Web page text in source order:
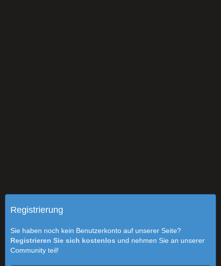
Registrierung
Sie haben noch kein Benutzerkonto auf unserer Seite?
Registrieren Sie sich kostenlos und nehmen Sie an unserer
Community teil!